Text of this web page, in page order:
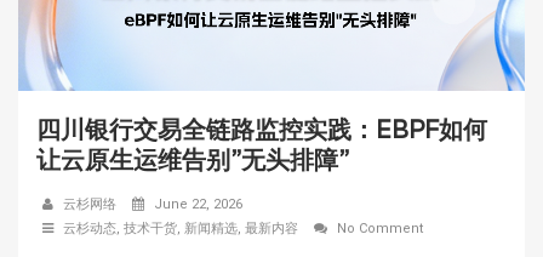
四川银行交易全链路监控实践：EBPF如何
让云原生运维告别”无头排障”
云杉网络
June 22, 2026
云杉动态, 技术干货, 新闻精选, 最新内容 No Comment